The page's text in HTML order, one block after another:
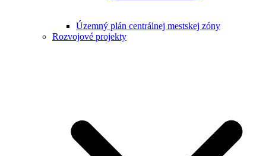
Územný plán centrálnej mestskej zóny
Rozvojové projekty